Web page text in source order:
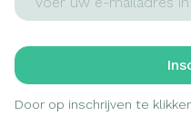
Door op inschrijven te